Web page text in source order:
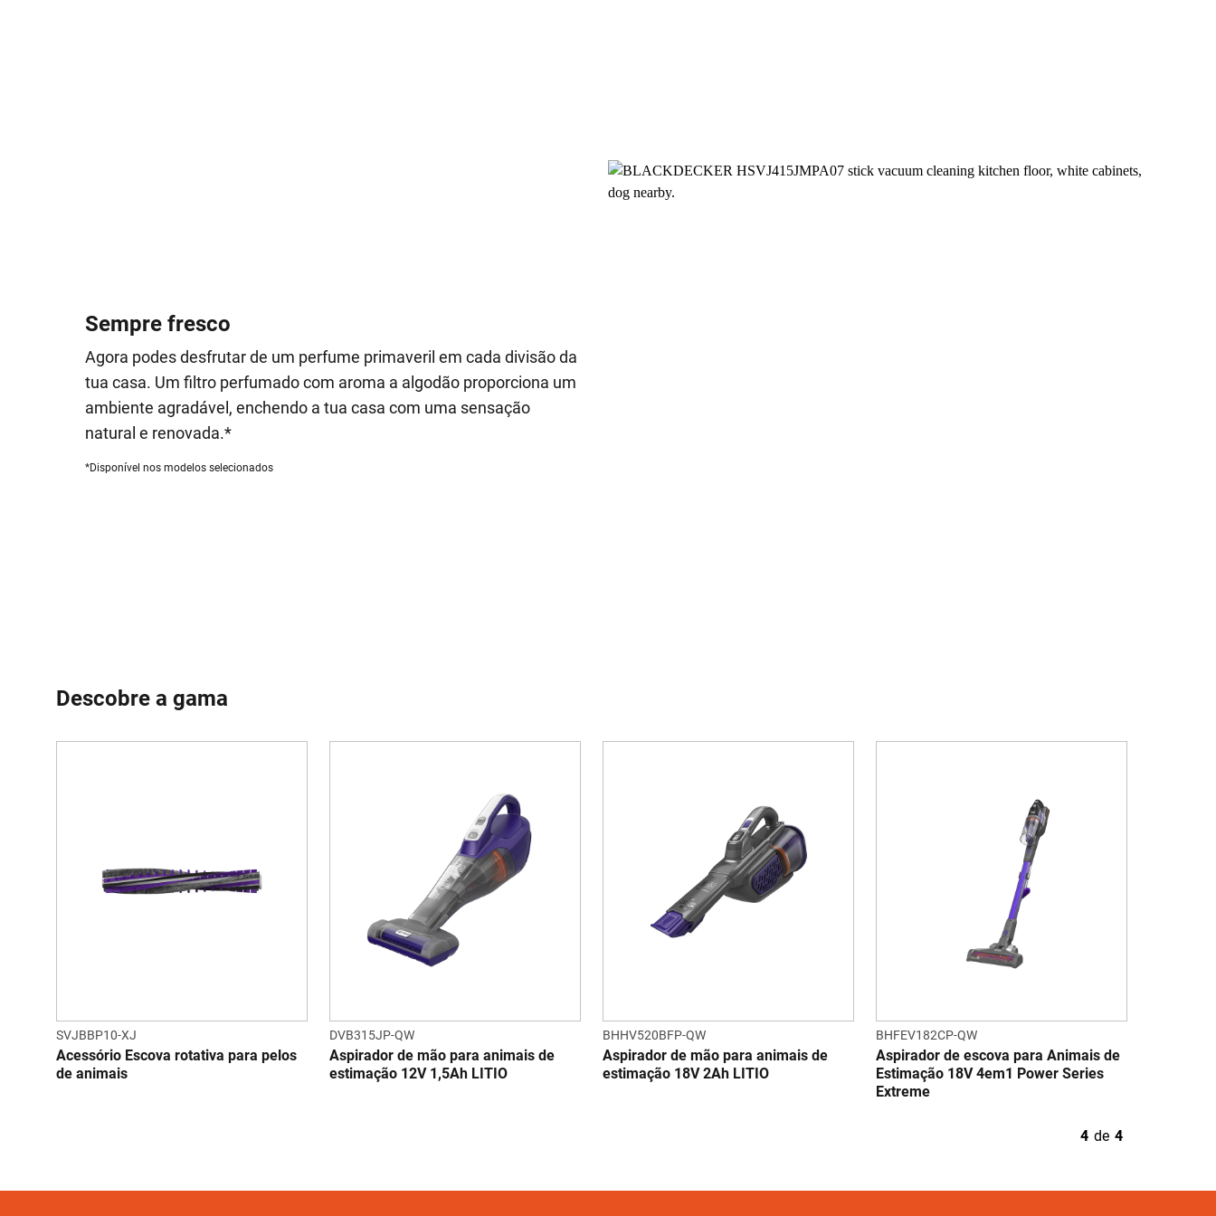
Sempre fresco
Agora podes desfrutar de um perfume primaveril em cada divisão da
tua casa. Um filtro perfumado com aroma a algodão proporciona um
ambiente agradável, enchendo a tua casa com uma sensação
natural e renovada.*
*Disponível nos modelos selecionados
Descobre a gama
SVJBBP10-XJ
Acessório Escova rotativa para pelos
de animais
DVB315JP-QW
Aspirador de mão para animais de
estimação 12V 1,5Ah LITIO
BHHV520BFP-QW
Aspirador de mão para animais de
estimação 18V 2Ah LITIO
BHFEV182CP-QW
Aspirador de escova para Animais de
Estimação 18V 4em1 Power Series
Extreme
4 de 4